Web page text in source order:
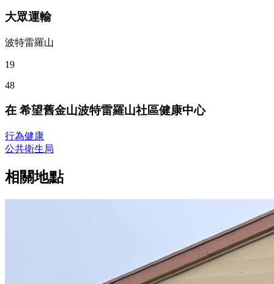
大眾運輸
波特雷羅山
19
48
在 希望舊金山波特雷羅山社區健康中心
行為健康
公共衛生局
相關地點